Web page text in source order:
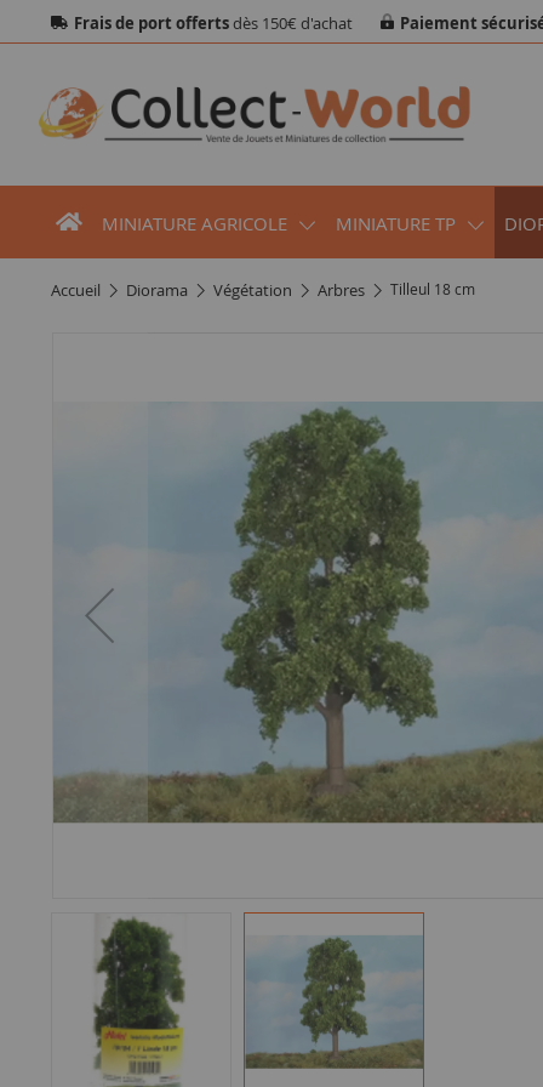
Frais de port offertsdès 150€ d'achat Paiement
MINIATURE AGRICOLE MINIATURE TP
accueil diorama végétation arbres Tilleul 18 cm